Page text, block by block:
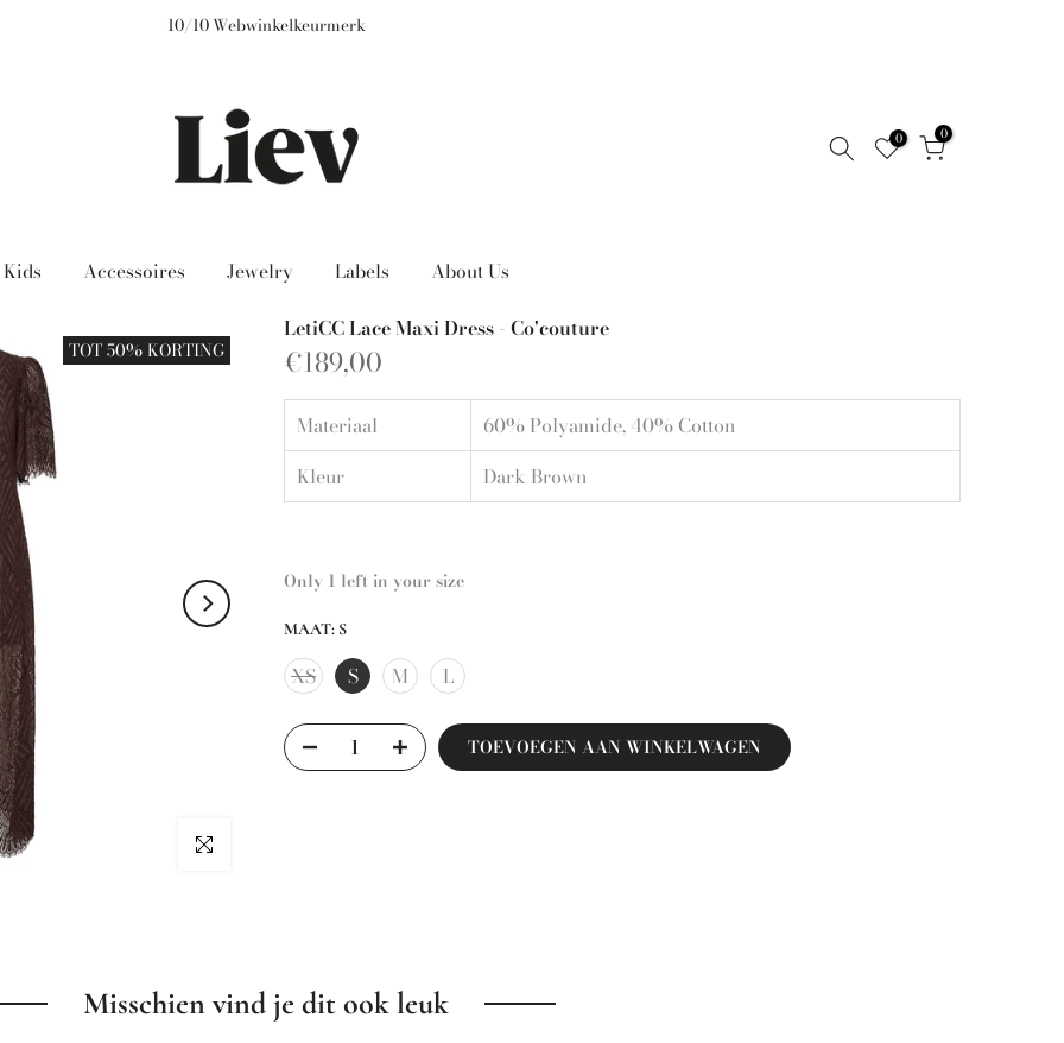
10/10 Webwinkelkeurmerk
0 0
Kids Accessoires Jewelry Labels About Us
TOT 50% KORTING
Klik om te vergroten
LetiCC Lace Maxi Dress - Co'couture
€189,00
Materiaal
60% Polyamide, 40% Cotton
Kleur
Dark Brown
Only 1 left in your size
MAAT: S
XS S M L
TOEVOEGEN AAN WINKELWAGEN
Misschien vind je dit ook leuk